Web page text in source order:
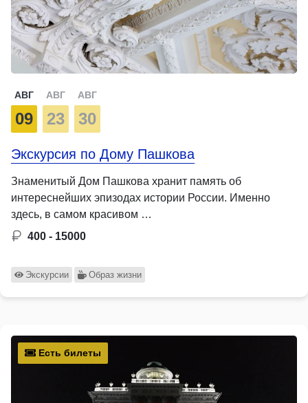
АВГ
09
АВГ
23
АВГ
30
Экскурсия по Дому Пашкова
Знаменитый Дом Пашкова хранит память об
интереснейших эпизодах истории России. Именно
здесь, в самом красивом …
400 - 15000
Экскурсии Образ жизни
Есть билеты